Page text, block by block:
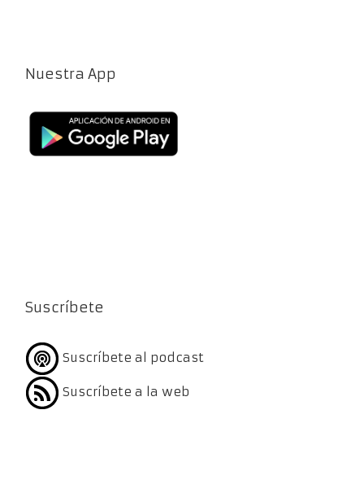
Nuestra App
Suscríbete
Suscríbete al podcast
Suscríbete a la web